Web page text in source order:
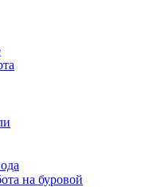
на буровой